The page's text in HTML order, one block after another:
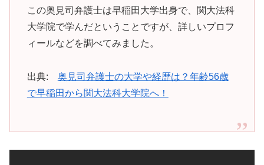
この奥見司弁護士は早稲田大学出身で、関大法科
大学院で学んだということですが、詳しいプロフ
ィールなどを調べてみました。
出典: 奥見司弁護士の大学や経歴は？年齢56歳
で早稲田から関大法科大学院へ！